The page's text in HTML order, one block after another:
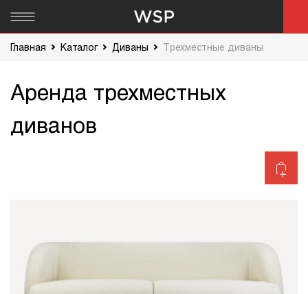
Главная Каталог Диваны Трехместные диваны
Аренда трехместных
диванов